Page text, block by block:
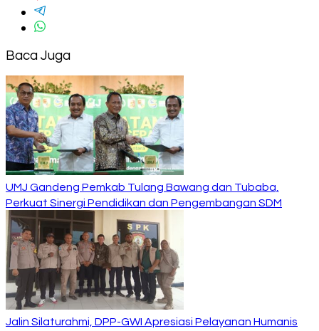
Baca Juga
UMJ Gandeng Pemkab Tulang Bawang dan Tubaba,
Perkuat Sinergi Pendidikan dan Pengembangan SDM
Jalin Silaturahmi, DPP-GWI Apresiasi Pelayanan Humanis